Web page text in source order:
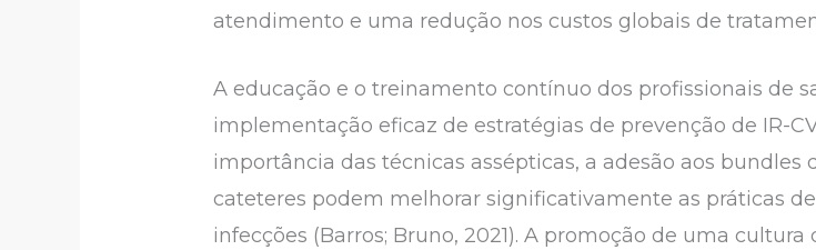
atendimento e uma redução nos custos globais de
A educação e o treinamento contínuo dos profissionais de
implementação eficaz de estratégias de prevenção de IR-
importância das técnicas assépticas, a adesão aos
cateteres podem melhorar significativamente as práticas
infecções (Barros; Bruno, 2021). A promoção de uma